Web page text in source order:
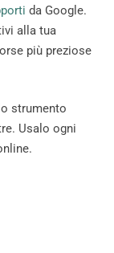
da Google.
alla tua
più preziose
strumento
Usalo ogni